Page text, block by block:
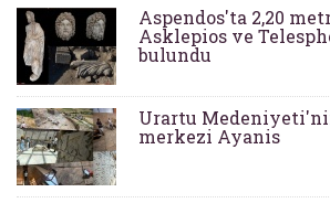
Aspendos'ta 2,20
Asklepios ve
bulundu
Urartu
merkezi Ayanis